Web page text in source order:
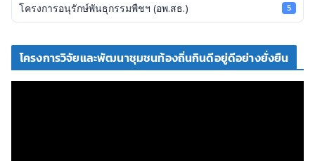
โครงการอนุรักษ์พันธุกรรมพืชฯ (อพ.สธ.) 5
โครงการวิจัยและพัฒนาชุมชนท้องถิ่นกินดีอยู่ดีอย่างยั่งยืน